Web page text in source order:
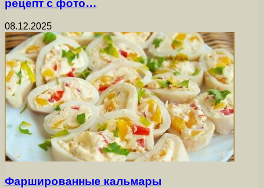
рецепт с фото…
08.12.2025
Фаршированные кальмары